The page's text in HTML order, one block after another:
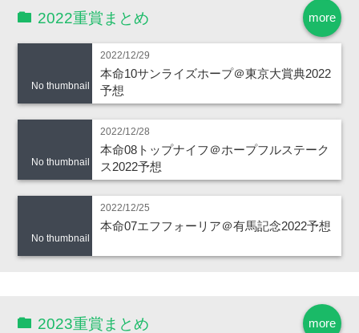
more
2022重賞まとめ
No thumbnail
2022/12/29
本命10サンライズホープ＠東京大賞典2022
予想
No thumbnail
2022/12/28
本命08トップナイフ＠ホープフルステーク
ス2022予想
No thumbnail
2022/12/25
本命07エフフォーリア＠有馬記念2022予想
more
2023重賞まとめ